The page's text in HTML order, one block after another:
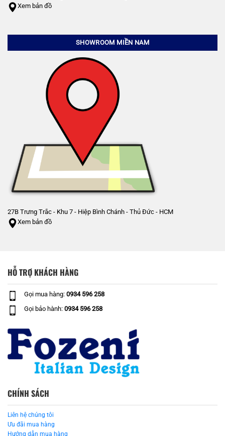
Xem bản đồ
SHOWROOM MIỀN NAM
27B Trưng Trắc - Khu 7 - Hiệp Bình Chánh - Thủ Đức - HCM
Xem bản đồ
HỖ TRỢ KHÁCH HÀNG
Gọi mua hàng: 0934 596 258
Gọi bảo hành: 0934 596 258
CHÍNH SÁCH
Liên hệ chúng tôi
Ưu đãi mua hàng
Hướng dẫn mua hàng